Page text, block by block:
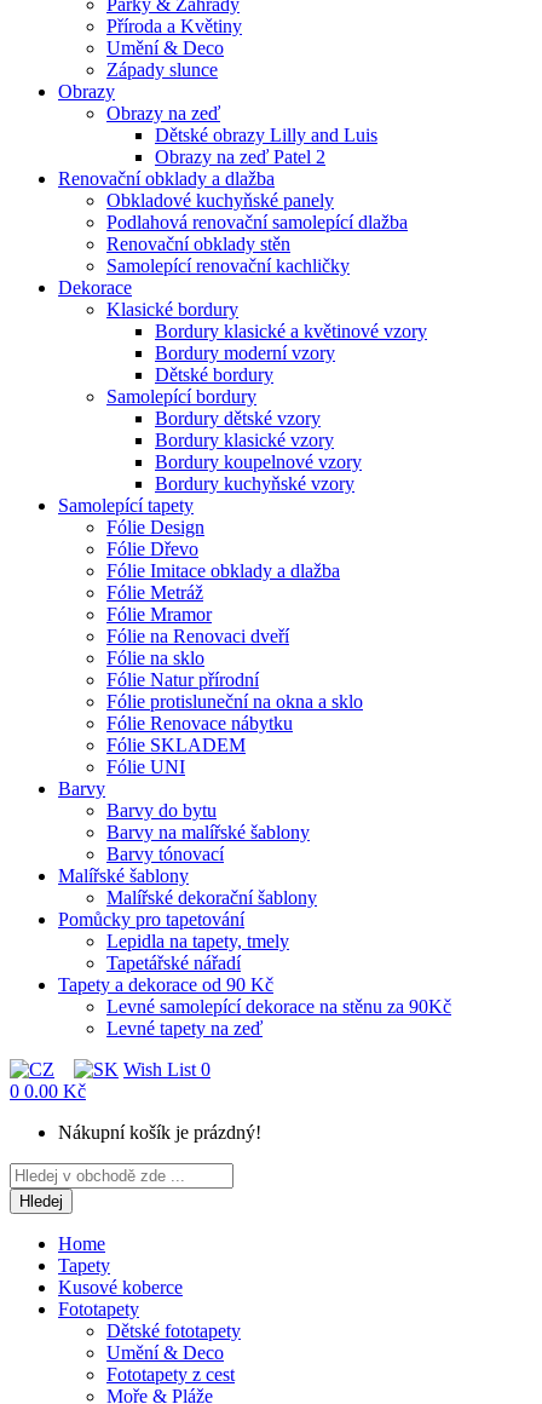
Příroda a Květiny
Umění & Deco
Západy slunce
Obrazy
Obrazy na zeď
Dětské obrazy Lilly and Luis
Obrazy na zeď Patel 2
Renovační obklady a dlažba
Obkladové kuchyňské panely
Podlahová renovační samolepící dlažba
Renovační obklady stěn
Samolepící renovační kachličky
Dekorace
Klasické bordury
Bordury klasické a květinové vzory
Bordury moderní vzory
Dětské bordury
Samolepící bordury
Bordury dětské vzory
Bordury klasické vzory
Bordury koupelnové vzory
Bordury kuchyňské vzory
Samolepící tapety
Fólie Design
Fólie Dřevo
Fólie Imitace obklady a dlažba
Fólie Metráž
Fólie Mramor
Fólie na Renovaci dveří
Fólie na sklo
Fólie Natur přírodní
Fólie protisluneční na okna a sklo
Fólie Renovace nábytku
Fólie SKLADEM
Fólie UNI
Barvy
Barvy do bytu
Barvy na malířské šablony
Barvy tónovací
Malířské šablony
Malířské dekorační šablony
Pomůcky pro tapetování
Lepidla na tapety, tmely
Tapetářské nářadí
Tapety a dekorace od 90 Kč
Levné samolepící dekorace na stěnu za 90Kč
Levné tapety na zeď
Wish List 0
0 0.00 Kč
Nákupní košík je prázdný!
Hledej
Home
Tapety
Kusové koberce
Fototapety
Dětské fototapety
Umění & Deco
Fototapety z cest
Moře & Pláže